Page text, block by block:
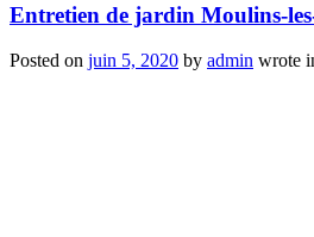
Entretien de jardin Moulins-
Posted on juin 5, 2020 by admin wrote